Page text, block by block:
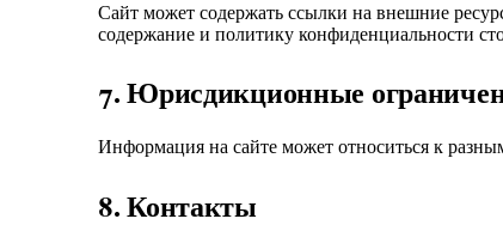
Сайт может содержать ссылки на внешние
содержание и политику конфиденциальности
7. Юрисдикционные
Информация на сайте может относиться к
8. Контакты